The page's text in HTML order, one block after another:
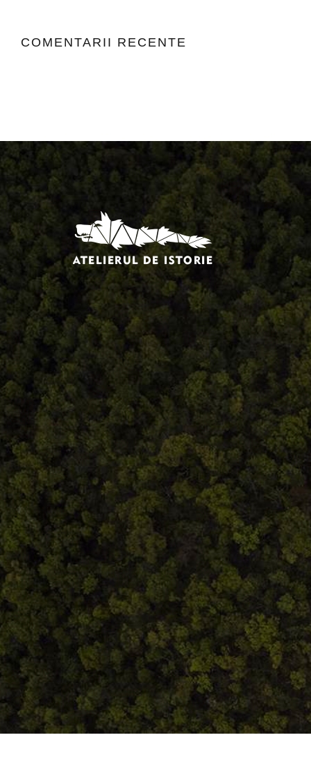
COMENTARII RECENTE
Comandă, plată, livrare
Întreținere produse
Facebook.com/atelieruldeistorie
Contact@atelieruldeistorie.ro
0748.884.543
Termeni și condiții
ANPC
Home Despre noi Produse
Contact
Termeni și condiții
S.C. Atelierul de istorie SRL
J12/419/2016
CIF 35566674
RO48ROIN4021ZZ6H9WDUW2T2 Salt Bank